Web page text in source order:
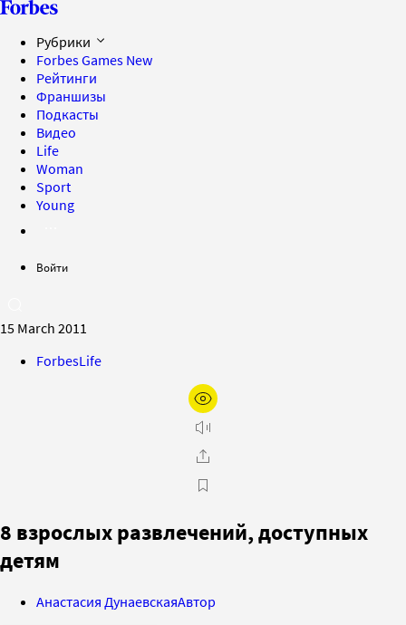
Рубрики
Forbes Games New
Рейтинги
Франшизы
Подкасты
Видео
Life
Woman
Sport
Young
Войти
15 March 2011
ForbesLife
8 взрослых развлечений, доступных
детям
Анастасия ДунаевскаяАвтор